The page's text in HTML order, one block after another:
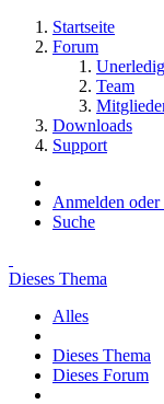
Startseite
Forum
Team
Downloads
Support
Anmelden oder
Suche
Dieses Thema
Alles
Dieses Thema
Dieses Forum